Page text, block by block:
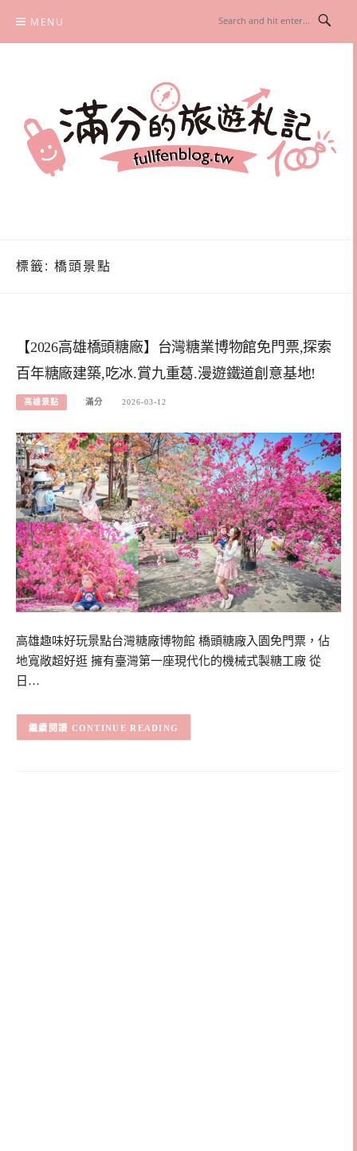
content
MENU
標籤: 橋頭景點
【2026高雄橋頭糖廠】台灣糖業博物館免門票,探索
百年糖廠建築,吃冰.賞九重葛.漫遊鐵道創意基地!
高雄景點 滿分 2026-03-12
高雄趣味好玩景點台灣糖廠博物館 橋頭糖廠入園免門票，佔
地寬敞超好逛 擁有臺灣第一座現代化的機械式製糖工廠 從
日…
CONTINUE READING